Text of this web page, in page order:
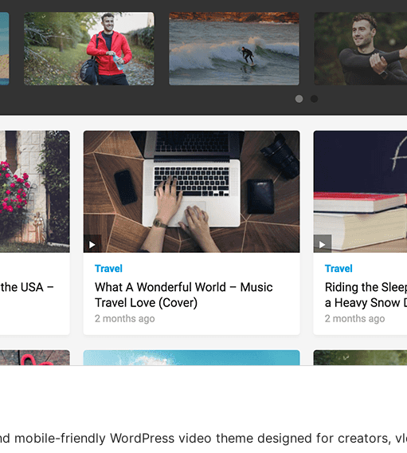
mobile-friendly WordPress video theme designed for creators,